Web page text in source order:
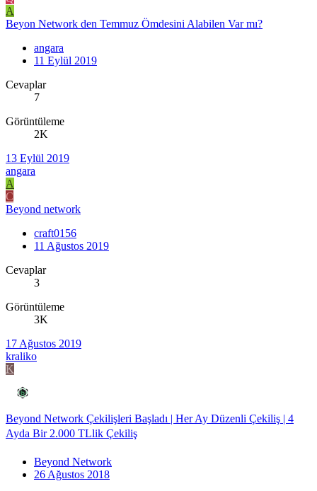
A
Beyon Network den Temmuz Ömdesini Alabilen Var mı?
angara
11 Eylül 2019
Cevaplar
7
Görüntüleme
2K
13 Eylül 2019
angara
A
C
Beyond network
craft0156
11 Ağustos 2019
Cevaplar
3
Görüntüleme
3K
17 Ağustos 2019
kraliko
K
Beyond Network Çekilişleri Başladı | Her Ay Düzenli Çekiliş | 4
Ayda Bir 2.000 TLlik Çekiliş
Beyond Network
26 Ağustos 2018